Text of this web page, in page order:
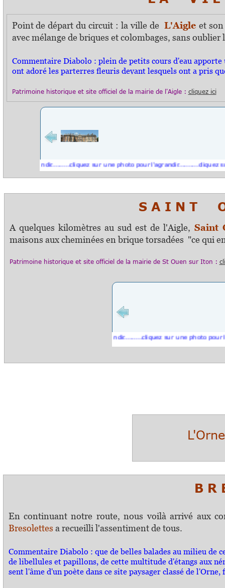
Point de départ du circuit : la ville deL'Aigle et son
avec mélange de briques et colombages, sans
Commentaire Diabolo : plein de petits cours d'eau
ont adoré les parterres fleuris devant lesquels ont a pris
Patrimoine historique et site officiel de la mairie de l'Aigle : cliquez ici
l'agrandir.........cliquez sur une photo pour l'agrandir..........cliquez sur
S A I N T O
A quelques kilomètres au sud est de l'Aigle, Saint
maisons aux cheminées en brique torsadées "ce qui
Patrimoine historique et site officiel de la mairie de St Ouen sur Iton :
cliquez sur une photo pour l'agrandir.........cliquez sur une photo pour
B R
En continuant notre route, nous voilà arrivé aux
Bresolettes a recueilli l'assentiment de tous.
Commentaire Diabolo : que de belles balades au milieu de
de libellules et papillons, de cette multitude d'étangs aux
sent l'âme d'un poète dans ce site paysager classé de